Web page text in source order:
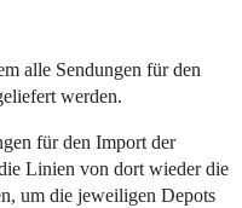
alle Sendungen für den
werden.
für den Import der
Linien von dort wieder die
um die jeweiligen Depots